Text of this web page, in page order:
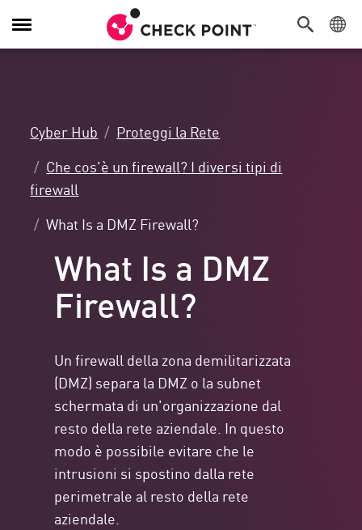
Attiva/Disattiva
navigazione
Cyber Hub
Proteggi la Rete
Che cos'è un firewall? I diversi tipi di
firewall
What Is a DMZ Firewall?
What Is a DMZ
Firewall?
Un firewall della zona demilitarizzata
(DMZ) separa la DMZ o la subnet
schermata di un'organizzazione dal
resto della rete aziendale. In questo
modo è possibile evitare che le
intrusioni si spostino dalla rete
perimetrale al resto della rete
aziendale.